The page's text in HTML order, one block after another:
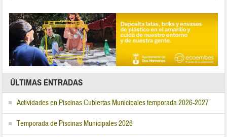
ÚLTIMAS ENTRADAS
Actividades en Piscinas Cubiertas Municipales temporada 2026-2027
Temporada de Piscinas Municipales 2026